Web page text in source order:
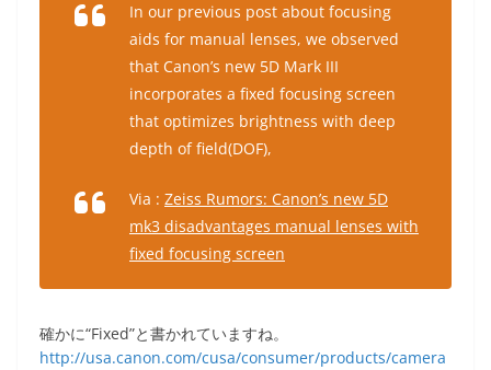
In our previous post about focusing
aids for manual lenses, we observed
that Canon’s new 5D Mark III
incorporates a fixed focusing screen
that optimizes brightness with deep
depth of field(DOF),
Via : Zeiss Rumors: Canon’s new 5D
mk3 disadvantages manual lenses with
fixed focusing screen
確かに“Fixed”と書かれていますね。
http://usa.canon.com/cusa/consumer/products/camera